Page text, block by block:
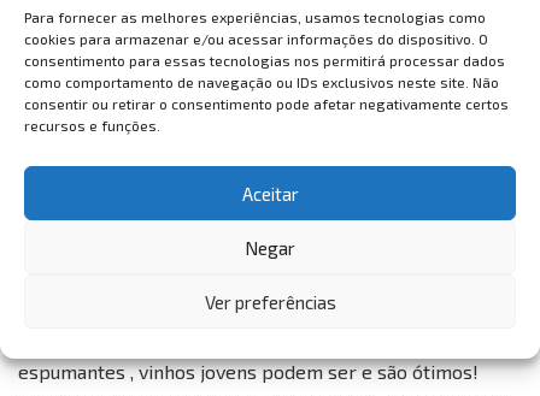
Para fornecer as melhores experiências, usamos tecnologias como
cookies para armazenar e/ou acessar informações do dispositivo. O
consentimento para essas tecnologias nos permitirá processar dados
como comportamento de navegação ou IDs exclusivos neste site. Não
consentir ou retirar o consentimento pode afetar negativamente certos
recursos e funções.
Aceitar
Negar
Ver preferências
garrafa, por trás dele há sempre muita história, trabalho
e paixão, o que torna o ato de degustar uma experiência
por si só.
tintos menos encorpados, um Pinot Noir, por exemplo!
Se for harmonizar, siga a lógica: pratos leves vinhos
leves, pratos mais pesados vinhos mais pesados.
Assim como na vida, não tenha preconceito no mundo dos
espumantes , vinhos jovens podem ser e são ótimos!